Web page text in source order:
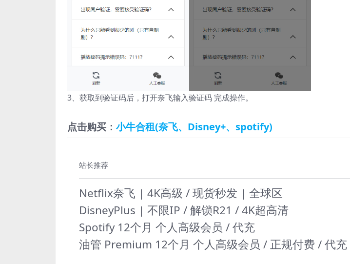
3、获取到验证码后，打开奈飞输入验证码 完成操作。
点击购买： 小牛合租(奈飞、Disney+、spotify)
站长推荐
Netflix奈飞 | 4K高级 / 现货秒发 | 全球区
DisneyPlus | 不限IP / 解锁R21 / 4K超高清
Spotify 12个月 个人高级会员 / 代充
油管 Premium 12个月 个人高级会员 / 正规付费 / 代充